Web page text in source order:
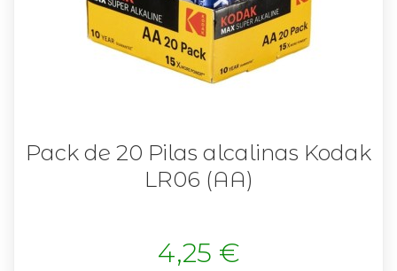
Pack de 20 Pilas alcalinas Kodak
LR06 (AA)
4,25 €